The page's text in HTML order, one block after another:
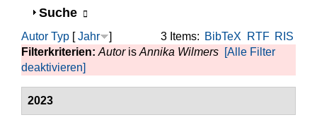
Anzeigen
Suche
3 Items: BibTeX RTF RIS
Autor Typ [Jahr
]
Filterkriterien: Autoris Annika Wilmers [Alle Filter
deaktivieren]
2023